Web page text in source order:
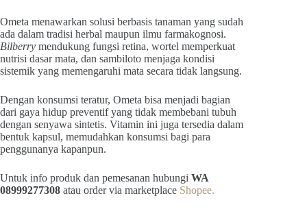
Ometa menawarkan solusi berbasis tanaman yang sudah
ada dalam tradisi herbal maupun ilmu farmakognosi.
Bilberry mendukung fungsi retina, wortel memperkuat
nutrisi dasar mata, dan sambiloto menjaga kondisi
sistemik yang memengaruhi mata secara tidak langsung.
Dengan konsumsi teratur, Ometa bisa menjadi bagian
dari gaya hidup preventif yang tidak membebani tubuh
dengan senyawa sintetis. Vitamin ini juga tersedia dalam
bentuk kapsul, memudahkan konsumsi bagi para
penggunanya kapanpun.
Untuk info produk dan pemesanan hubungi WA
08999277308 atau order via marketplace Shopee.